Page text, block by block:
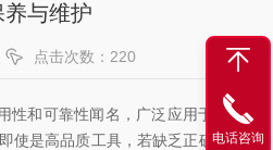
与维护
点击次数：220
性和可靠性闻名，广泛应用于管道施
使是高品质工具，若缺乏正确的保养
电话咨询